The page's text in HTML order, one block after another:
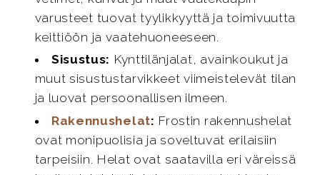
varusteet tuovat tyylikkyyttä ja toimivuutta
keittiöön ja vaatehuoneeseen.
Sisustus: Kynttilänjalat, avainkoukut ja
muut sisustustarvikkeet viimeistelevät tilan
ja luovat persoonallisen ilmeen.
Rakennushelat: Frostin rakennushelat
ovat monipuolisia ja soveltuvat erilaisiin
tarpeisiin. Helat ovat saatavilla eri väreissä